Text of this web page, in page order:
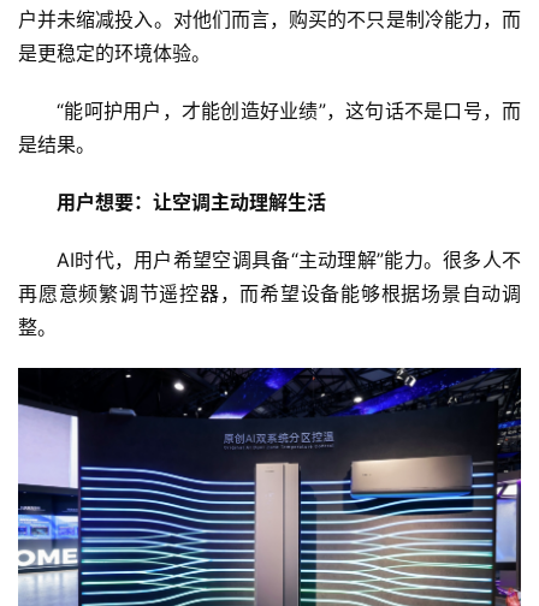
户并未缩减投入。对他们而言，购买的不只是制冷能力，而
是更稳定的环境体验。
“能呵护用户，才能创造好业绩”，这句话不是口号，而
是结果。
用户想要：让空调主动理解生活
AI时代，用户希望空调具备“主动理解”能力。很多人不
再愿意频繁调节遥控器，而希望设备能够根据场景自动调
整。